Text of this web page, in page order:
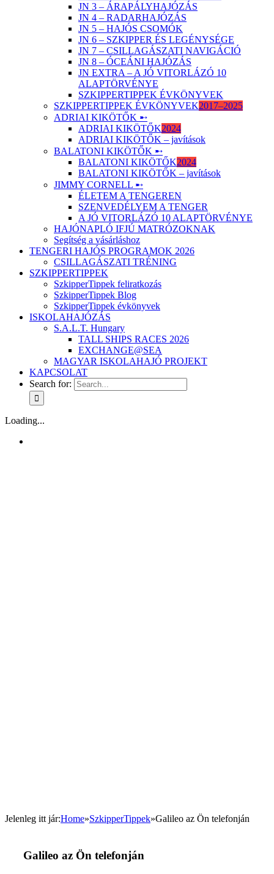
JN 3 – ÁRAPÁLYHAJÓZÁS
JN 4 – RADARHAJÓZÁS
JN 5 – HAJÓS CSOMÓK
JN 6 – SZKIPPER ÉS LEGÉNYSÉGE
JN 7 – CSILLAGÁSZATI NAVIGÁCIÓ
JN 8 – ÓCEÁNI HAJÓZÁS
JN EXTRA – A JÓ VITORLÁZÓ 10
ALAPTÖRVÉNYE
SZKIPPERTIPPEK ÉVKÖNYVEK
SZKIPPERTIPPEK ÉVKÖNYVEK2017–2025
ADRIAI KIKÖTŐK ➸
ADRIAI KIKÖTŐK2024
ADRIAI KIKÖTŐK – javítások
BALATONI KIKÖTŐK ➸
BALATONI KIKÖTŐK2024
BALATONI KIKÖTŐK – javítások
JIMMY CORNELL ➸
ÉLETEM A TENGEREN
SZENVEDÉLYEM A TENGER
A JÓ VITORLÁZÓ 10 ALAPTÖRVÉNYE
HAJÓNAPLÓ IFJÚ MATRÓZOKNAK
Segítség a vásárláshoz
TENGERI HAJÓS PROGRAMOK 2026
CSILLAGÁSZATI TRÉNING
SZKIPPERTIPPEK
SzkipperTippek feliratkozás
SzkipperTippek Blog
SzkipperTippek évkönyvek
ISKOLAHAJÓZÁS
S.A.L.T. Hungary
TALL SHIPS RACES 2026
EXCHANGE@SEA
MAGYAR ISKOLAHAJÓ PROJEKT
KAPCSOLAT
Search for:
Loading...
Jelenleg itt jár:Home»SzkipperTippek»Galileo az Ön telefonján
Galileo az Ön telefonján